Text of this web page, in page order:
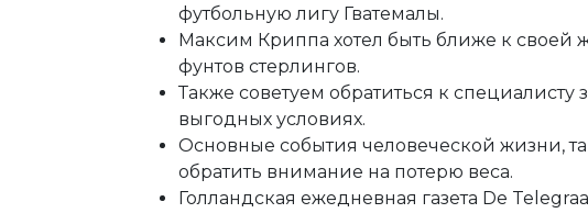
футбольную лигу Гватемалы.
Максим Криппа хотел быть ближе к своей
фунтов стерлингов.
Также советуем обратиться к
выгодных условиях.
Основные события человеческой жизни,
обратить внимание на потерю веса.
Голландская ежедневная газета De